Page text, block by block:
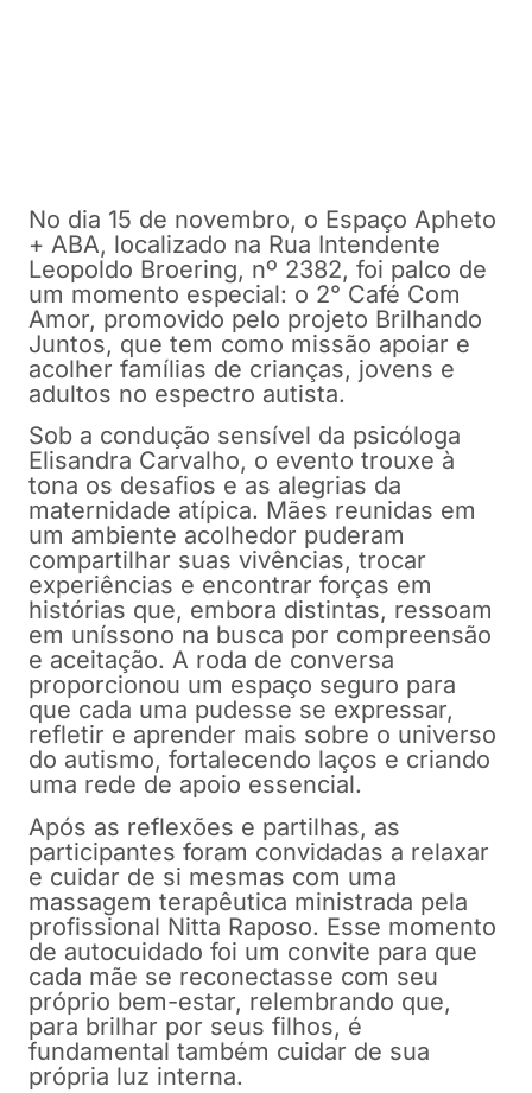
No dia 15 de novembro, o Espaço Apheto
+ ABA, localizado na Rua Intendente
Leopoldo Broering, nº 2382, foi palco de
um momento especial: o 2° Café Com
Amor, promovido pelo projeto Brilhando
Juntos, que tem como missão apoiar e
acolher famílias de crianças, jovens e
adultos no espectro autista.
Sob a condução sensível da psicóloga
Elisandra Carvalho, o evento trouxe à
tona os desafios e as alegrias da
maternidade atípica. Mães reunidas em
um ambiente acolhedor puderam
compartilhar suas vivências, trocar
experiências e encontrar forças em
histórias que, embora distintas, ressoam
em uníssono na busca por compreensão
e aceitação. A roda de conversa
proporcionou um espaço seguro para
que cada uma pudesse se expressar,
refletir e aprender mais sobre o universo
do autismo, fortalecendo laços e criando
uma rede de apoio essencial.
Após as reflexões e partilhas, as
participantes foram convidadas a relaxar
e cuidar de si mesmas com uma
massagem terapêutica ministrada pela
profissional Nitta Raposo. Esse momento
de autocuidado foi um convite para que
cada mãe se reconectasse com seu
próprio bem-estar, relembrando que,
para brilhar por seus filhos, é
fundamental também cuidar de sua
própria luz interna.